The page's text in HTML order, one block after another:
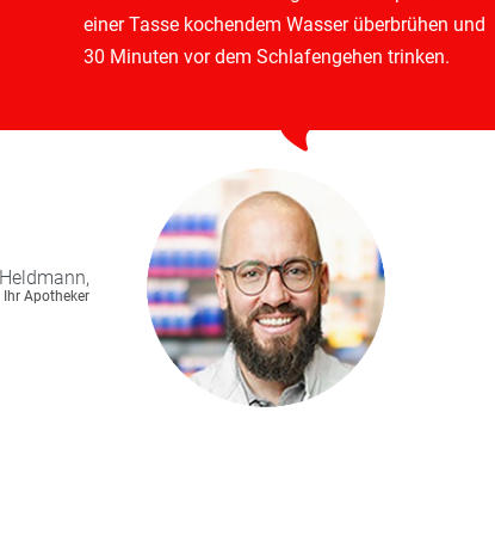
einer Tasse kochendem Wasser überbrühen und
30 Minuten vor dem Schlafengehen trinken.
Heldmann,
Ihr Apotheker